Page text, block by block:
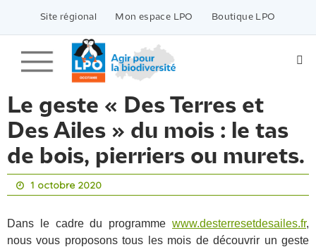
contenu
Site régional Mon espace LPO Boutique LPO
Le geste « Des Terres et
Des Ailes » du mois : le tas
de bois, pierriers ou murets.
1 octobre 2020
Dans le cadre du programme www.desterresetdesailes.fr,
nous vous proposons tous les mois de découvrir un geste